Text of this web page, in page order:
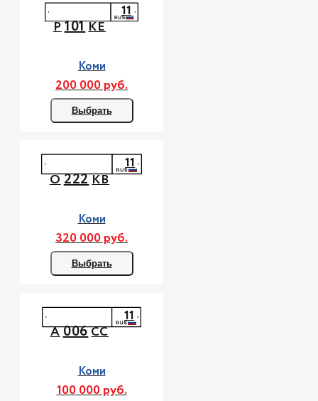
Р101КЕ
11
Коми
200 000 руб.
Выбрать
О222КВ
11
Коми
320 000 руб.
Выбрать
А006СС
11
Коми
100 000 руб.